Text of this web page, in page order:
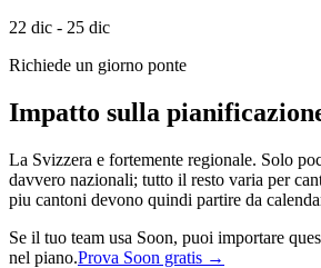
22 dic - 25 dic
Richiede un giorno ponte
Impatto sulla
La Svizzera e fortemente regionale. Solo
davvero nazionali; tutto il resto varia per
piu cantoni devono quindi partire da
Se il tuo team usa Soon, puoi importare
nel piano.Prova Soon gratis →